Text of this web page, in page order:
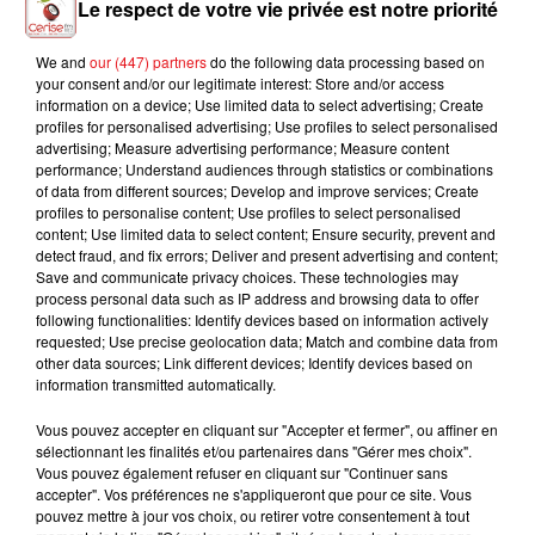
HARRY STYLES
Late Night Talking
ALEX WARREN
Fever Dream
CRAIG DAVID
Walking Away
L'HOROSCOPE
Bélier Taureau Gémeaux
Le respect de votre vie privée est notre priorité
We and our (447) partnersdo the following data processing based on
your consent and/or our legitimate interest: Store and/or access
information on a device; Use limited data to select advertising; Create
profiles for personalised advertising; Use profiles to select personalised
advertising; Measure advertising performance; Measure content
performance; Understand audiences through statistics or combinations
of data from different sources; Develop and improve services; Create
profiles to personalise content; Use profiles to select personalised
content; Use limited data to select content; Ensure security, prevent and
detect fraud, and fix errors; Deliver and present advertising and content;
Save and communicate privacy choices. These technologies may
process personal data such as IP address and browsing data to offer
following functionalities: Identify devices based on information actively
requested; Use precise geolocation data; Match and combine data from
other data sources; Link different devices; Identify devices based on
information transmitted automatically.
Vous pouvez accepter en cliquant sur "Accepter et fermer", ou affiner en
sélectionnant les finalités et/ou partenaires dans "Gérer mes choix".
Vous pouvez également refuser en cliquant sur "Continuer sans
accepter". Vos préférences ne s'appliqueront que pour ce site. Vous
pouvez mettre à jour vos choix, ou retirer votre consentement à tout